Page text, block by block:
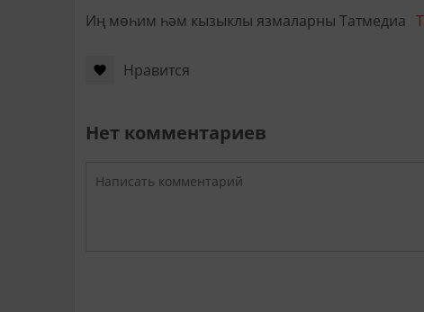
Иң мөһим һәм кызыклы язмаларны Татмедиа
Нравится
Нет комментариев